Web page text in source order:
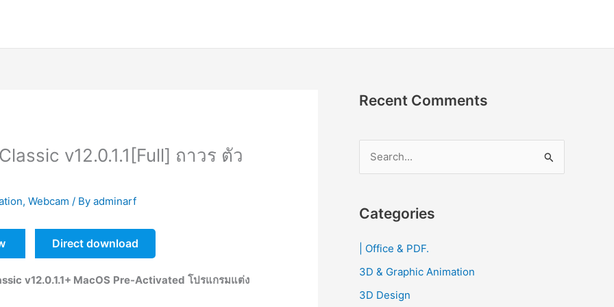
v12.0.1.1[Full] ถาวร ตัว
,Webcam / Byadminarf
Direct download
v12.0.1.1+ MacOS Pre-Activated โปรแกรมแต่ง
Recent Comments
r
h
f
o
Categories
| Office & PDF.
3D & Graphic Animation
3D Design